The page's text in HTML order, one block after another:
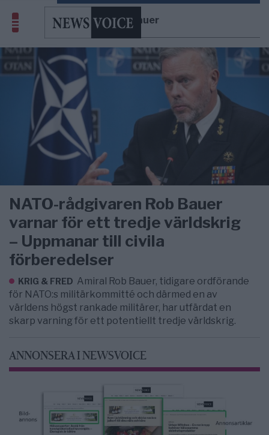
Rob Bauer
NATO-rådgivaren Rob Bauer
varnar för ett tredje världskrig
– Uppmanar till civila
förberedelser
KRIG & FRED Amiral Rob Bauer, tidigare ordförande
för NATO:s militärkommitté och därmed en av
världens högst rankade militärer, har utfärdat en
skarp varning för ett potentiellt tredje världskrig.
ANNONSERA I NEWSVOICE